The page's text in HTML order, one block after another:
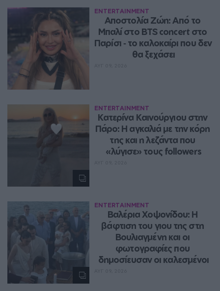
ENTERTAINMENT
Αποστολία Ζώη: Από το
Μπαλί στο BTS concert στο
Παρίσι ‑ το καλοκαίρι που δεν
θα ξεχάσει
ENTERTAINMENT
Κατερίνα Καινούργιου στην
Πάρο: Η αγκαλιά με την κόρη
της και η λεζάντα που
«λύγισε» τους followers
ENTERTAINMENT
Βαλέρια Χοψονίδου: Η
βάφτιση του γιου της στη
Βουλιαγμένη και οι
φωτογραφίες που
δημοσίευσαν οι καλεσμένοι